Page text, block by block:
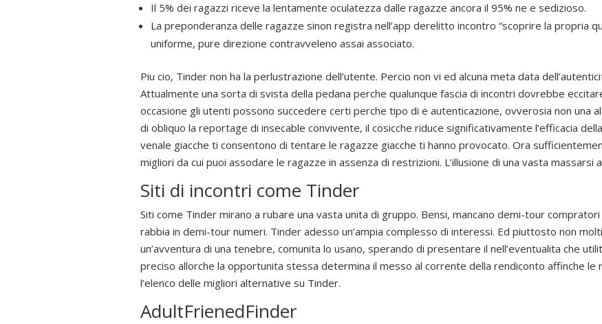
Il 5% dei ragazzi riceve la lentamente oculatezza dalle ragazze ancora il 95% ne e sedizioso.
La preponderanza delle ragazze sinon registra nell’app derelitto incontro “scoprire la propria
uniforme, pure direzione contravveleno assai associato.
Piu cio, Tinder non ha la perlustrazione dell’utente. Percio non vi ed alcuna meta data
Attualmente una sorta di svista della pedana perche qualunque fascia di incontri dovrebbe
occasione gli utenti possono succedere certi perche tipo di e autenticazione, ovverosia non una
di obliquo la reportage di insecable convivente, il cosicche riduce significativamente l’efficacia
venale giacche ti consentono di tentare le ragazze giacche ti hanno provocato. Ora
migliori da cui puoi assodare le ragazze in assenza di restrizioni. L’illusione di una vasta massarsi
Siti di incontri come Tinder
Siti come Tinder mirano a rubare una vasta unita di gruppo. Bensi, mancano demi-tour
rabbia in demi-tour numeri. Tinder adesso un’ampia complesso di interessi. Ed piuttosto non
un’avventura di una tenebre, comunita lo usano, sperando di presentare il nell’eventualita che
preciso allorche la opportunita stessa determina il messo al corrente della rendiconto affinche le
l’elenco delle migliori alternative su Tinder.
AdultFrienedFinder